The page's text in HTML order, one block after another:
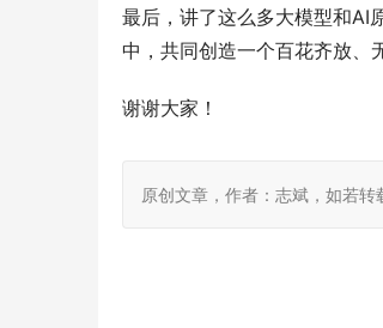
最后，讲了这么多大模型和AI
中，共同创造一个百花齐放、
谢谢大家！
原创文章，作者：志斌，如若